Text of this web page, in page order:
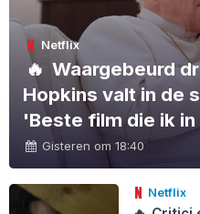
Netflix
🔥 Waargebeurd
Hopkins valt in de
'Beste film die ik
Gisteren om 18:40
Netflix